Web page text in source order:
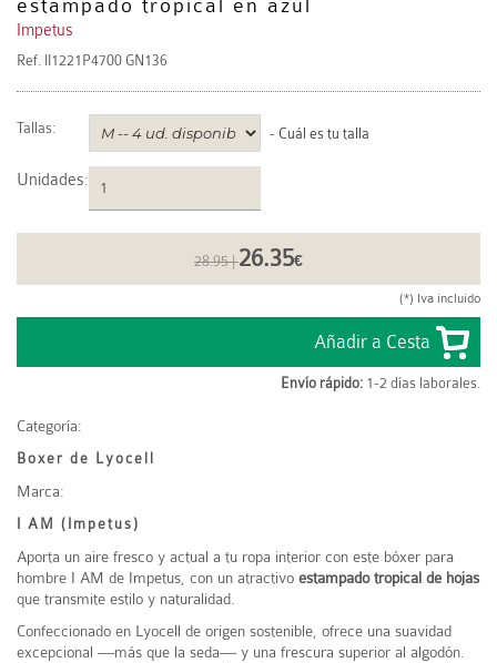
estampado tropical en azul
Impetus
Ref. II1221P4700 GN136
Tallas: - Cuál es tu talla
Unidades:
28.95 |26.35€
(*) Iva incluido
Envío rápido: 1-2 días laborales.
Categoría:
Boxer de Lyocell
Marca:
I AM (Impetus)
Aporta un aire fresco y actual a tu ropa interior con este bóxer para
hombre I AM de Impetus , con un atractivo estampado tropical de hojas
que transmite estilo y naturalidad.
Confeccionado en Lyocell de origen sostenible, ofrece una suavidad
excepcional —más que la seda— y una frescura superior al algodón.